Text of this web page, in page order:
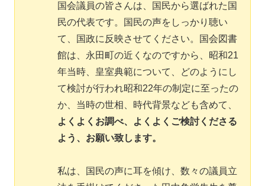
国会議員の皆さんは、国民から選ばれた国
民の代表です。国民の声をしっかり聴い
て、国政に反映させてください。国会図書
館は、永田町の近くなのですから、昭和21
年当時、皇室典範について、どのようにし
て検討が行われ昭和22年の制定に至ったの
か、当時の世相、時代背景なども含めて、
よくよくお調べ、よくよくご検討くださる
よう、お願い致します。
私は、国民の声に耳を傾け、数々の議員立